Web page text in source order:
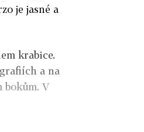
je jasné a
krabice.
a na
bokům. V